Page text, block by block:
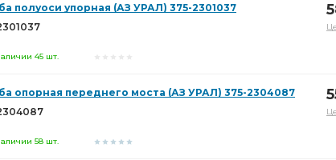
полуоси упорная (АЗ УРАЛ) 375-2301037
45 шт.
опорная переднего моста (АЗ УРАЛ) 375-2304087
58 шт.